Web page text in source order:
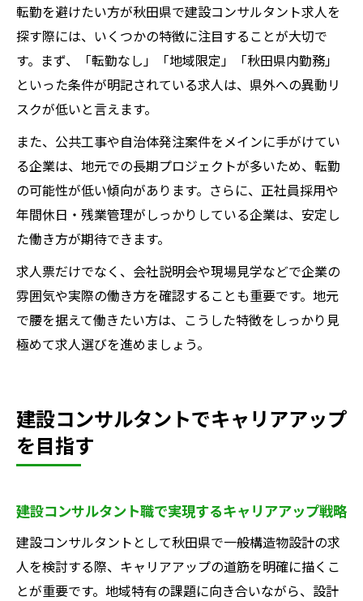
転勤を避けたい方が秋田県で建設コンサルタント求人を
探す際には、いくつかの特徴に注目することが大切で
す。まず、「転勤なし」「地域限定」「秋田県内勤務」
といった条件が明記されている求人は、県外への異動リ
スクが低いと言えます。
また、公共工事や自治体発注案件をメインに手がけてい
る企業は、地元での長期プロジェクトが多いため、転勤
の可能性が低い傾向があります。さらに、正社員採用や
年間休日・残業管理がしっかりしている企業は、安定し
た働き方が期待できます。
求人票だけでなく、会社説明会や現場見学などで企業の
雰囲気や実際の働き方を確認することも重要です。地元
で腰を据えて働きたい方は、こうした特徴をしっかり見
極めて求人選びを進めましょう。
建設コンサルタントでキャリアアップ
を目指す
建設コンサルタント職で実現するキャリアアップ戦略
建設コンサルタントとして秋田県で一般構造物設計の求
人を検討する際、キャリアアップの道筋を明確に描くこ
とが重要です。地域特有の課題に向き合いながら、設計